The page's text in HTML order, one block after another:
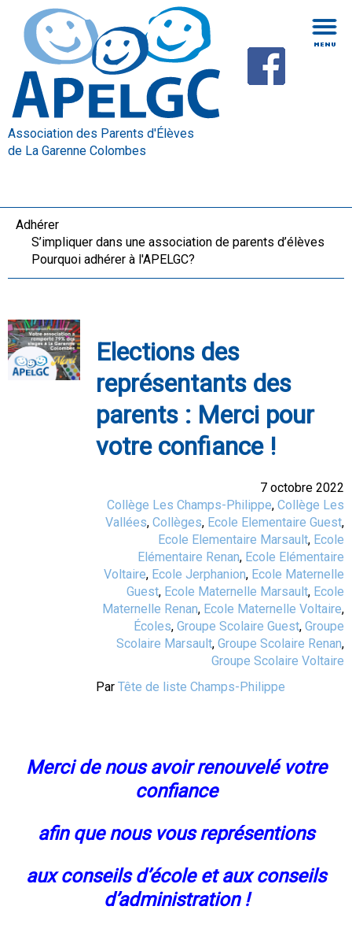
Association des Parents d'Élèves
de La Garenne Colombes
Adhérer
S’impliquer dans une association de parents d’élèves
Pourquoi adhérer à l'APELGC?
Elections des
représentants des
parents : Merci pour
votre confiance !
7 octobre 2022
Collège Les Champs-Philippe, Collège Les
Vallées, Collèges, Ecole Elementaire Guest,
Ecole Elementaire Marsault, Ecole
Elémentaire Renan, Ecole Elémentaire
Voltaire, Ecole Jerphanion, Ecole Maternelle
Guest, Ecole Maternelle Marsault, Ecole
Maternelle Renan, Ecole Maternelle Voltaire,
Écoles, Groupe Scolaire Guest, Groupe
Scolaire Marsault, Groupe Scolaire Renan,
Groupe Scolaire Voltaire
Par Tête de liste Champs-Philippe
Merci de nous avoir renouvelé votre
confiance
afin que nous vous représentions
aux conseils d’école et aux conseils
d’administration !